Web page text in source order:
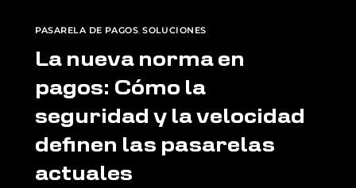
PASARELA DE PAGOS ,SOLUCIONES
La nueva norma en
pagos: Cómo la
seguridad y la velocidad
definen las pasarelas
actuales